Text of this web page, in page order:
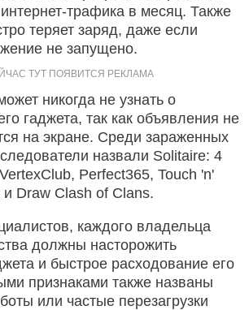
трафика в месяц. Также
теряет заряд, даже если
не запущено.
никогда не узнать о
гаджета, так как объявления не
на экране. Среди зараженных
назвали Solitaire: 4
Perfect365, Touch 'n'
Draw Clash of Clans.
каждого владельца
должны насторожить
и быстрое расходование его
признаками также названы
или частые перезагрузки